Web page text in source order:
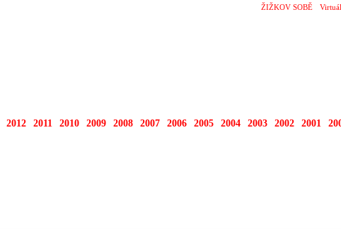
ŽIŽKOV SOBĚ
2012 2011 2010 2009 2008 2007 2006 2005 2004 2003 2002 2001